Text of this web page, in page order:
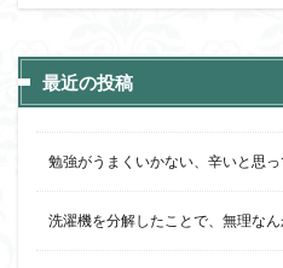
最近の投稿
勉強がうまくいかない、辛いと思
洗濯機を分解したことで、無理な